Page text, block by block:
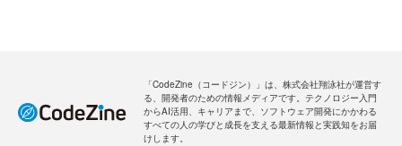
「CodeZine（コードジン）」は、株式会社翔泳社が運営す
る、開発者のための情報メディアです。テクノロジー入門
からAI活用、キャリアまで、ソフトウェア開発にかかわる
すべての人の学びと成長を支える最新情報と実践知をお届
けします。